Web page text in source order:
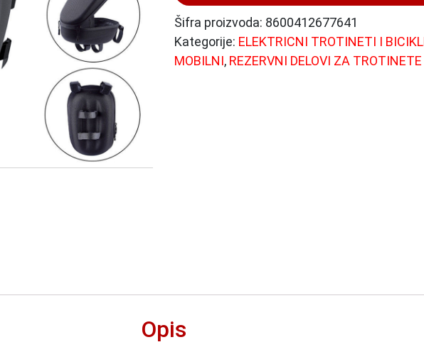
Šifra proizvoda: 8600412677641
Kategorije: ELEKTRICNI TROTINETI I
MOBILNI, REZERVNI DELOVI ZA TROTINETE
Opis